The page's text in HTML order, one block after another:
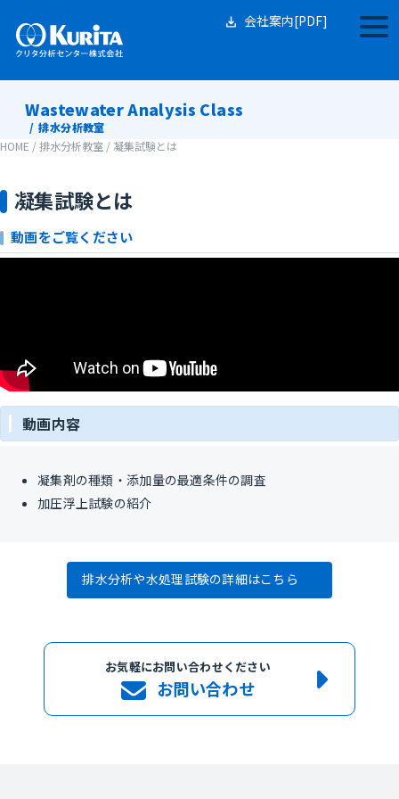
content
会社案内[PDF]
Wastewater Analysis Class
排水分析教室
HOME /排水分析教室 / 凝集試験とは
凝集試験とは
動画をご覧ください
動画内容
凝集剤の種類・添加量の最適条件の調査
加圧浮上試験の紹介
排水分析や水処理試験の詳細はこちら
お気軽にお問い合わせください
お問い合わせ